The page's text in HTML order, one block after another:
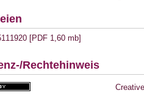
[PDF 1,60 mb]
Rechtehinweis